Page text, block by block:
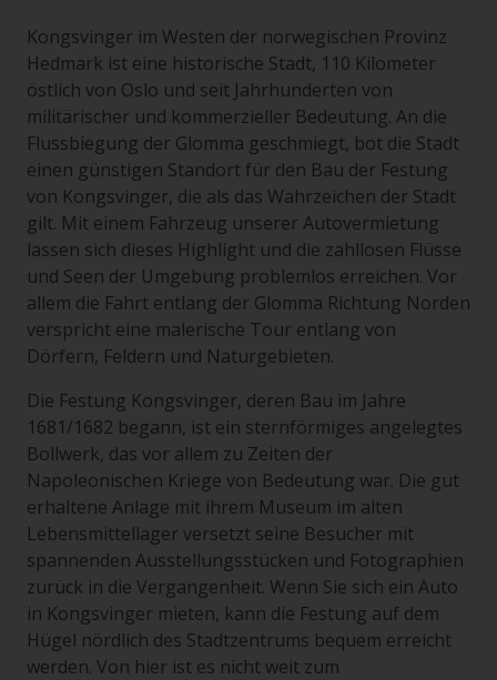
Kongsvinger im Westen der norwegischen Provinz
Hedmark ist eine historische Stadt, 110 Kilometer
östlich von Oslo und seit Jahrhunderten von
militärischer und kommerzieller Bedeutung. An die
Flussbiegung der Glomma geschmiegt, bot die Stadt
einen günstigen Standort für den Bau der Festung
von Kongsvinger, die als das Wahrzeichen der Stadt
gilt. Mit einem Fahrzeug unserer Autovermietung
lassen sich dieses Highlight und die zahllosen Flüsse
und Seen der Umgebung problemlos erreichen. Vor
allem die Fahrt entlang der Glomma Richtung Norden
verspricht eine malerische Tour entlang von
Dörfern, Feldern und Naturgebieten.
Die Festung Kongsvinger, deren Bau im Jahre
1681/1682 begann, ist ein sternförmiges angelegtes
Bollwerk, das vor allem zu Zeiten der
Napoleonischen Kriege von Bedeutung war. Die gut
erhaltene Anlage mit ihrem Museum im alten
Lebensmittellager versetzt seine Besucher mit
spannenden Ausstellungsstücken und Fotographien
zurück in die Vergangenheit. Wenn Sie sich ein Auto
in Kongsvinger mieten, kann die Festung auf dem
Hügel nördlich des Stadtzentrums bequem erreicht
werden. Von hier ist es nicht weit zum